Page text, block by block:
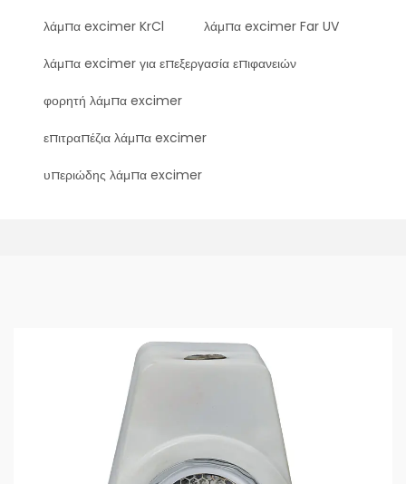
λάμπα excimer KrCl λάμπα excimer Far UV
λάμπα excimer για επεξεργασία επιφανειών
φορητή λάμπα excimer
επιτραπέζια λάμπα excimer
υπεριώδης λάμπα excimer